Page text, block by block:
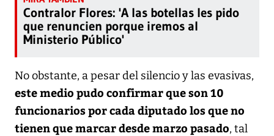
Contralor Flores: 'A las botellas les pido
que renuncien porque iremos al
Ministerio Público'
No obstante, a pesar del silencio y las evasivas,
este medio pudo confirmar que son 10
funcionarios por cada diputado los que no
tienen que marcar desde marzo pasado, tal